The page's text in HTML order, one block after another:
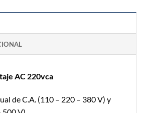
AC 220vca
de C.A. (110 – 220 – 380 V) y